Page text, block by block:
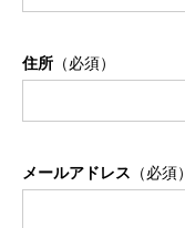
住所 （必須）
メールアドレス （必須）